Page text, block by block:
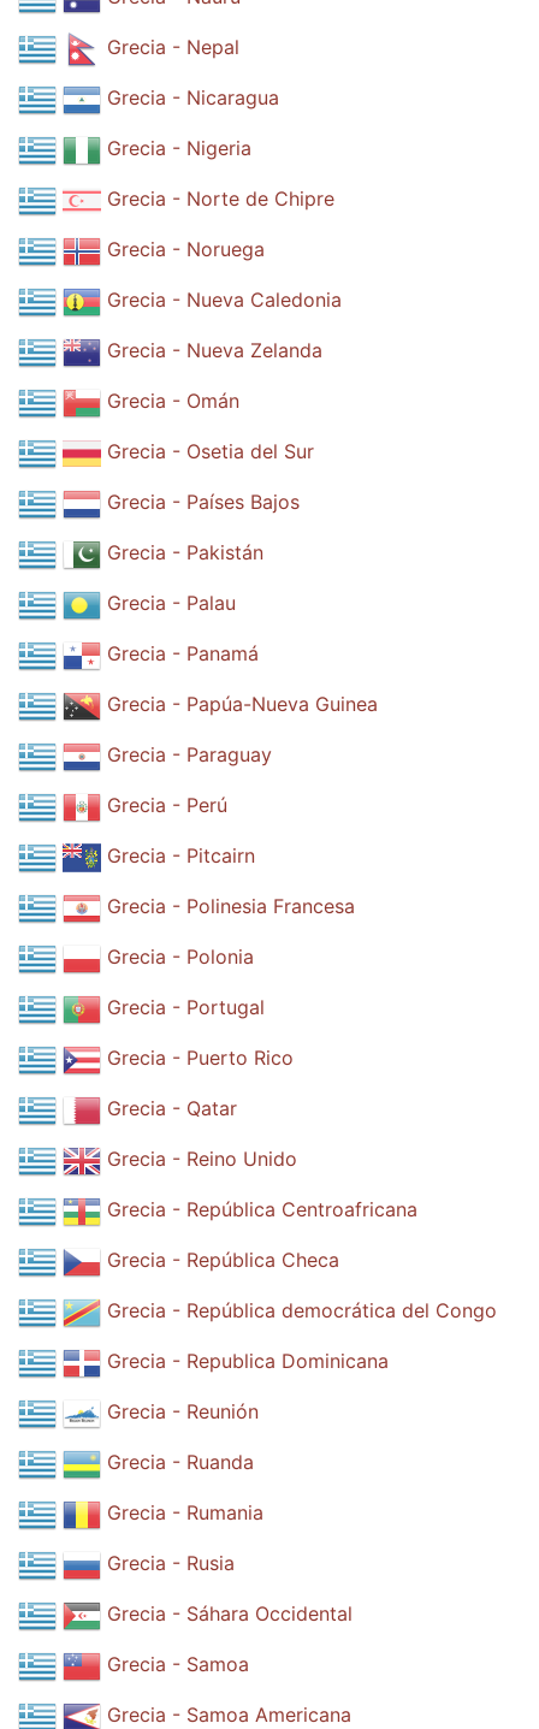
Grecia - Nepal
Grecia - Nicaragua
Grecia - Nigeria
Grecia - Norte de Chipre
Grecia - Noruega
Grecia - Nueva Caledonia
Grecia - Nueva Zelanda
Grecia - Omán
Grecia - Osetia del Sur
Grecia - Países Bajos
Grecia - Pakistán
Grecia - Palau
Grecia - Panamá
Grecia - Papúa-Nueva Guinea
Grecia - Paraguay
Grecia - Perú
Grecia - Pitcairn
Grecia - Polinesia Francesa
Grecia - Polonia
Grecia - Portugal
Grecia - Puerto Rico
Grecia - Qatar
Grecia - Reino Unido
Grecia - República Centroafricana
Grecia - República Checa
Grecia - República democrática del Congo
Grecia - Republica Dominicana
Grecia - Reunión
Grecia - Ruanda
Grecia - Rumania
Grecia - Rusia
Grecia - Sáhara Occidental
Grecia - Samoa
Grecia - Samoa Americana